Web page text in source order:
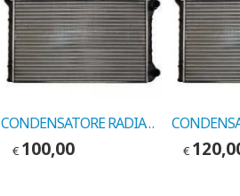
CONDENSATORE RADIATORE FIAT NUOVA PUNTO 16V COD.MARELLI 350203145000
€ 100,00 €